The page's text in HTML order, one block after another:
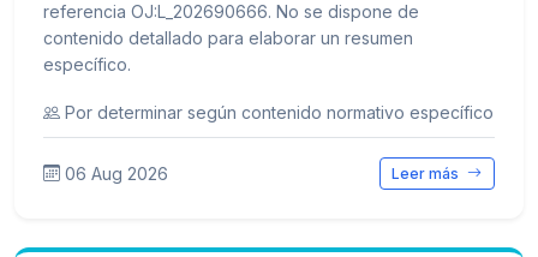
referencia OJ:L_202690666. No se dispone de
contenido detallado para elaborar un resumen
específico.
Por determinar según contenido normativo específico
06 Aug 2026 Leer más